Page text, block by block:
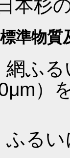
杉の
準物質
網ふ
）
ふる